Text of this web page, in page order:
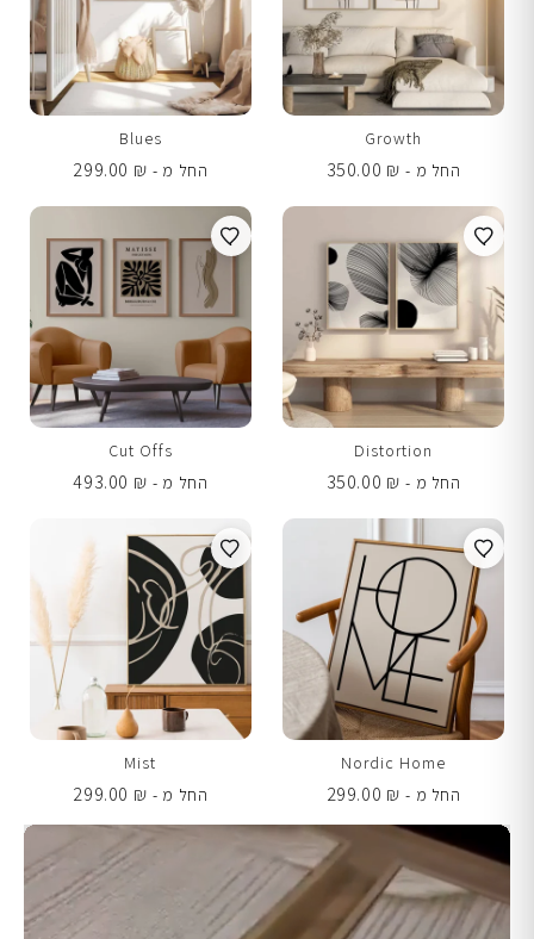
Growth
החל מ -
350.00 ₪
Blues
החל מ -
299.00 ₪
Distortion
החל מ -
350.00 ₪
Cut Offs
החל מ -
493.00 ₪
Nordic Home
החל מ -
299.00 ₪
Mist
החל מ -
299.00 ₪